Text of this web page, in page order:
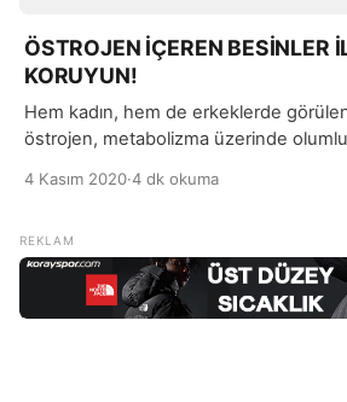
ÖSTROJEN İÇEREN BESİNLER
KORUYUN!
Hem kadın, hem de erkeklerde
östrojen, metabolizma üzerinde
yanı sıra östrojen, cinsel gelişim ve
4 Kasım 2020·4 dk okuma